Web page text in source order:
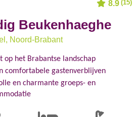
8.9 (15)
Beukenhaeghe
, Noord-Brabant
op het Brabantse landschap
comfortabele gastenverblijven
en charmante groeps- en